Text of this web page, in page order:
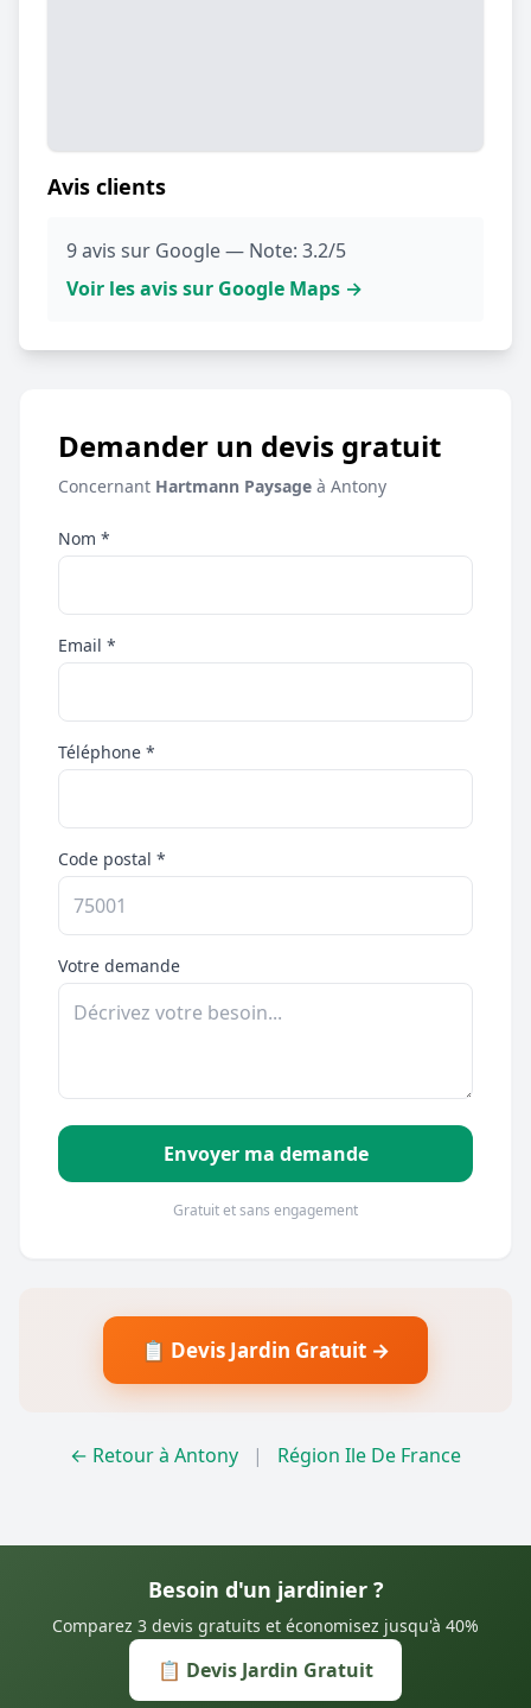
Avis clients
9 avis sur Google — Note: 3.2/5
Voir les avis sur Google Maps →
Demander un devis gratuit
Concernant Hartmann Paysage à Antony
Nom *
Email *
Téléphone *
Code postal *
Votre demande
Envoyer ma demande
Gratuit et sans engagement
📋 Devis Jardin Gratuit →
← Retour à Antony | Région Ile De France
Besoin d'un jardinier ?
Comparez 3 devis gratuits et économisez jusqu'à 40%
📋 Devis Jardin Gratuit